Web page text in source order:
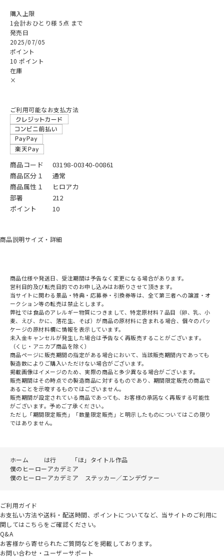
購入上限
1会計おひとり様 5点 まで
発売日
2025/07/05
ポイント
10 ポイント
在庫
×
ご利用可能なお支払方法
商品コード
03198-00340-00861
商品区分１
通常
商品属性１
ヒロアカ
部署
212
ポイント
10
商品説明サイズ・詳細
商品仕様や発送日、受注期間は予告なく変更になる場合があります。
営利目的及び転売目的でのお申し込みはお断りさせて頂きます。
当サイトに関わる景品・特典・応募券・引換券等は、全て第三者への譲渡・オ
ークション等の転売は禁止とします。
弊社では食品のアレルギー物質につきまして、特定原材料７品目（卵、乳、小
麦、えび、かに、落花生、そば）が商品の原材料に含まれる場合、個々のパッ
ケージの原材料欄に情報を表示しています。
未入金キャンセルが発生した場合は予告なく再販売することがございます。
（くじ・アニカプ商品を除く）
商品ページに販売期間の指定がある場合において、当該販売期間内であっても
製造数によりご購入いただけない場合がございます。
掲載画像はイメージのため、実際の商品と多少異なる場合がございます。
販売期間はその時点での製造商品に対するものであり、期間限定販売の商品で
あることを示唆するものではございません。
販売期間が設定されている商品であっても、お客様の承諾なく再販する可能性
がございます。予めご了承ください。
ただし「期間限定販売」「数量限定販売」と明示したものについてはこの限り
ではありません。
ホーム は行
「ほ」タイトル作品
僕のヒーローアカデミア
僕のヒーローアカデミア ステッカー／エンデヴァー
ご利用ガイド
お支払い方法や送料・配送時間、ポイントについてなど、当サイトのご利用に
関してはこちらをご確認ください。
Q&A
お客様から寄せられたご質問などを掲載しております。
お問い合わせ・ユーザーサポート